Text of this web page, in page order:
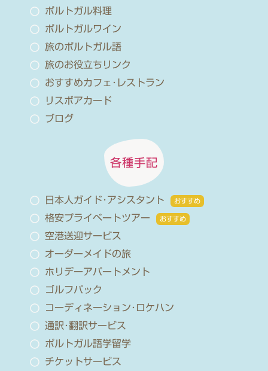
ポルトガル料理
ポルトガルワイン
旅のポルトガル語
旅のお役立ちリンク
おすすめカフェ･レストラン
リスボアカード
ブログ
各種手配
日本人ガイド･アシスタント おすすめ
格安プライベートツアー おすすめ
空港送迎サービス
オーダーメイドの旅
ホリデーアパートメント
ゴルフパック
コーディネーション･ロケハン
通訳･翻訳サービス
ポルトガル語学留学
チケットサービス